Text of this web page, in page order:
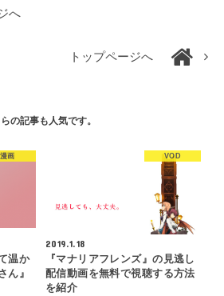
へ
トップページへ
の記事も人気です。
漫画
温か
ん』
VOD
2019.1.18
『マナリアフレンズ』の見逃し
配信動画を無料で視聴する方法
を紹介